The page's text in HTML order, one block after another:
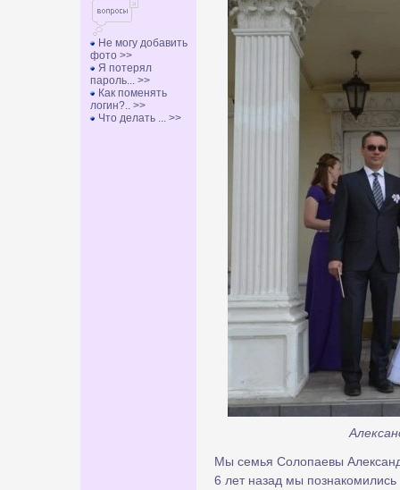
Не могу добавить
фото >>
Я потерял
пароль... >>
Как поменять
логин?.. >>
Что делать ... >>
Мы семья Солопаевы
6 лет назад мы познакомились